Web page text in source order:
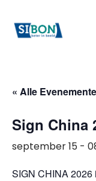
« Alle
Sign China
september 15 -
SIGN CHINA 2026